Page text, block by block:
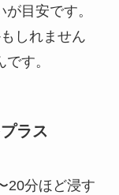
目安です。
しれません
す。
ラス
20分ほど浸す